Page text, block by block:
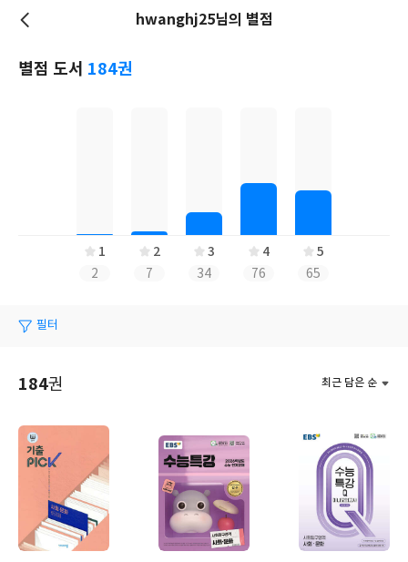
hwanghj25님의 별점
별점 도서 184권
1
2
2
7
3
34
4
76
5
65
필터
최근 담은 순
184권